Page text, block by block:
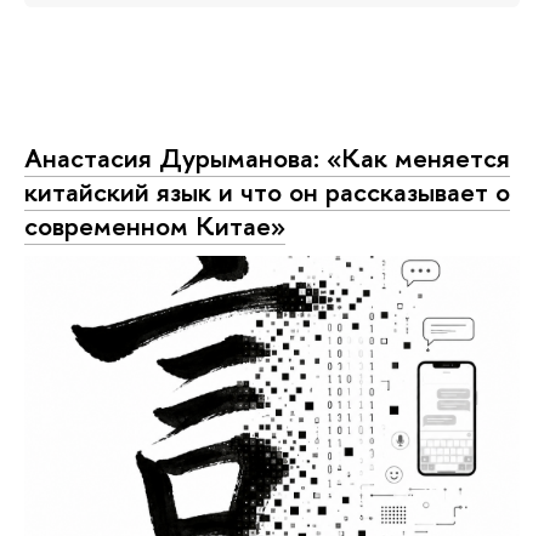
Анастасия Дурыманова: «Как меняется
китайский язык и что он рассказывает о
современном Китае»